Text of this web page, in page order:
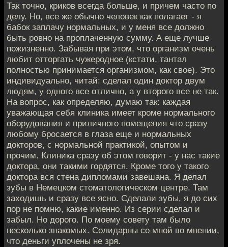
Так точно, криков всегда больше, и причем часто по
делу. Но, все же обычно человек как полагает - я
бабок заплачу нормальных, и у меня все должно
быть ровно на проплаченную сумму. А еще лучше
пожизненно. Забывая при этом, что организм очень
любит отторгать чужеродное (кстати, тантал
полностью принимается организмом, как свое). Это
индивидуально, читай: сделал один доктор двум
людям, у одного все отлично, а у второго все не так.
На вопрос, как определяю, думаю так: каждая
уважающая себя клиника имеет кроме нормального
оборудования и приличного помещения что сразу
любому бросается в глаза еще и нормальных
докторов, с нормальной практикой, опытом и
прочим. Клиника сразу об этом говорит - у нас такие
доктора, они такими гордятся. Кроме того у такого
доктора вся стена дипломами завешана. Я делал
зубы в Немецком стоматологическом центре. Там
заходишь и сразу все ясно. Сделали зубы, я до сих
пор не помню, какие именно. Из серии сделал и
забыл. Но дорого. По моему совету там было
несколько знакомых. Солидарны со мной во мнении,
что деньги уплочены не зря.